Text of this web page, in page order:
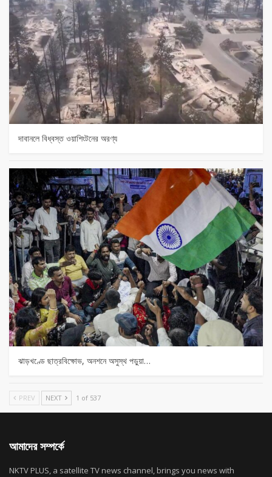
দাবানলে বিধ্বস্ত ওয়াশিংটনের অরণ্য
ঝাড়খণ্ডে ছাত্রবিক্ষোভ, অনশনে অসুস্থ পড়ুয়া…
PREV NEXT 1 of 537
আমাদের সম্পর্কে
NKTV PLUS, a satellite TV news channel, brings you news with